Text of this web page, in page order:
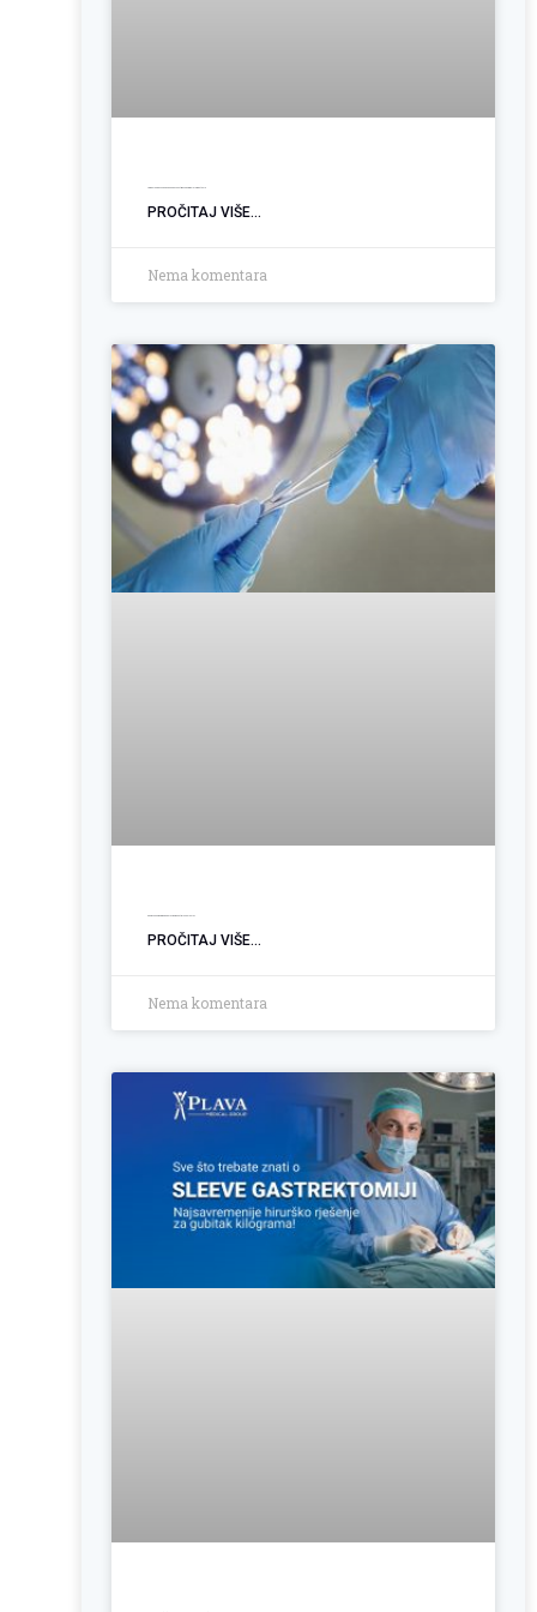
PROČITAJ VIŠE...
Nema komentara
PROČITAJ VIŠE...
Nema komentara